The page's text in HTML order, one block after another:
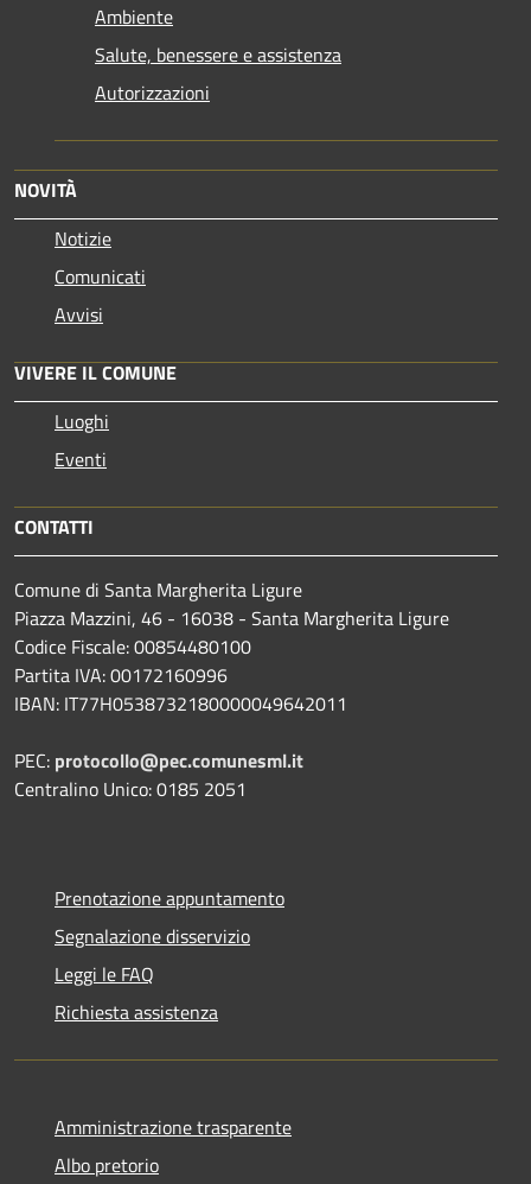
Ambiente
Salute, benessere e assistenza
Autorizzazioni
NOVITÀ
Notizie
Comunicati
Avvisi
VIVERE IL COMUNE
Luoghi
Eventi
CONTATTI
Comune di Santa Margherita Ligure
Piazza Mazzini, 46 - 16038 - Santa Margherita Ligure
Codice Fiscale: 00854480100
Partita IVA: 00172160996
IBAN: IT77H0538732180000049642011
PEC: protocollo@pec.comunesml.it
Centralino Unico: 0185 2051
Prenotazione appuntamento
Segnalazione disservizio
Leggi le FAQ
Richiesta assistenza
Amministrazione trasparente
Albo pretorio